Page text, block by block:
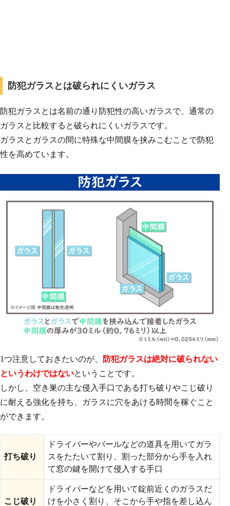
防犯ガラスとは破られにくいガラス
防犯ガラスとは名前の通り防犯性の高いガラスで、通常の
ガラスと比較すると破られにくいガラスです。
ガラスとガラスの間に特殊な中間膜を挟みこむことで防犯
性を高めています。
1つ注意しておきたいのが、
防犯ガラスは絶対に破られない
というわけではないということです。
しかし、空き巣の主な侵入手口である打ち破りやこじ破り
に耐える強化を持ち、ガラスに穴をあける時間を稼ぐこと
ができます。
打ち破り
ドライバーやバールなどの道具を用いてガラ
スをたたいて割り、割った部分から手を入れ
て窓の鍵を開けて侵入する手口
こじ破り
ドライバーなどを用いて錠前近くのガラスだ
けを小さく割り、そこから手や指を差し込ん